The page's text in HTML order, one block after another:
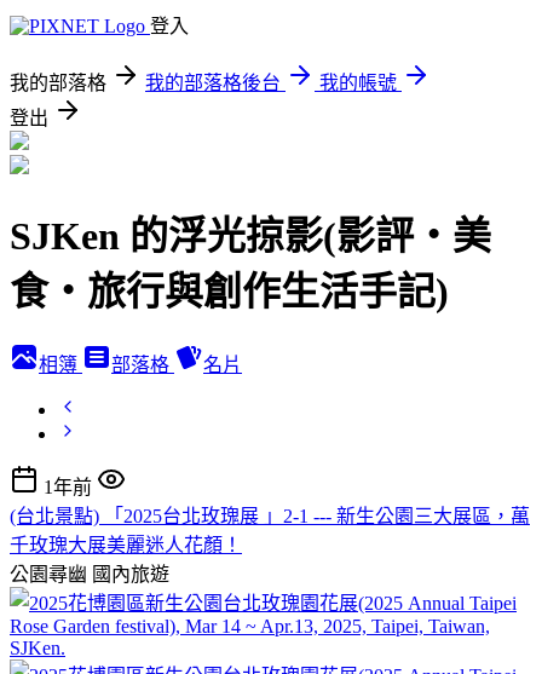
登入
我的部落格 我的部落格後台
我的帳號
登出
SJKen 的浮光掠影(影評‧美
食‧旅行與創作生活手記)
相簿 部落格 名片
1年前
(台北景點) 「2025台北玫瑰展 」2-1 --- 新生公園三大展區，萬
千玫瑰大展美麗迷人花顏！
公園尋幽 國內旅遊